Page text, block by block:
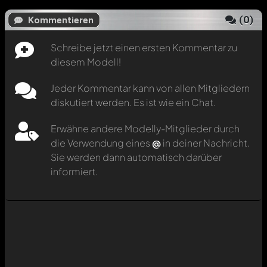
Kommentieren (0)
Schreibe jetzt einen ersten Kommentar zu
diesem Modell!
Jeder Kommentar kann von allen Mitgliedern
diskutiert werden. Es ist wie ein Chat.
Erwähne andere Modelly-Mitglieder durch
die Verwendung eines @in deiner Nachricht.
Sie werden dann automatisch darüber
informiert.